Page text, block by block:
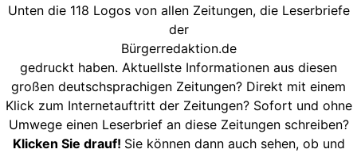
Unten die 118 Logos von allen Zeitungen, die Leserbriefe
der
Bürgerredaktion.de
gedruckt haben. Aktuellste Informationen aus diesen
großen deutschsprachigen Zeitungen? Direkt mit einem
Klick zum Internetauftritt der Zeitungen? Sofort und ohne
Umwege einen Leserbrief an diese Zeitungen schreiben?
Klicken Sie drauf! Sie können dann auch sehen, ob und